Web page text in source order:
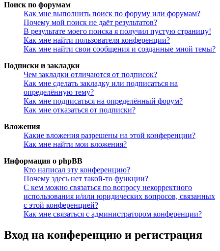
Поиск по форумам
Как мне выполнить поиск по форуму или форумам?
Почему мой поиск не даёт результатов?
В результате моего поиска я получил пустую страницу!
Как мне найти пользователя конференции?
Как мне найти свои сообщения и созданные мной темы?
Подписки и закладки
Чем закладки отличаются от подписок?
Как мне сделать закладку или подписаться на
определённую тему?
Как мне подписаться на определённый форум?
Как мне отказаться от подписки?
Вложения
Какие вложения разрешены на этой конференции?
Как мне найти мои вложения?
Информация о phpBB
Кто написал эту конференцию?
Почему здесь нет такой-то функции?
С кем можно связаться по вопросу некорректного
использования и/или юридических вопросов, связанных
с этой конференцией?
Как мне связаться с администратором конференции?
Вход на конференцию и регистрация